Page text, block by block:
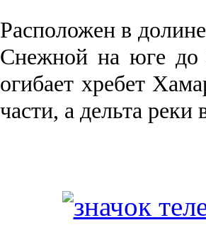
Рас­положен в
Снежной на юге до
огибает хребет
части, а дельта